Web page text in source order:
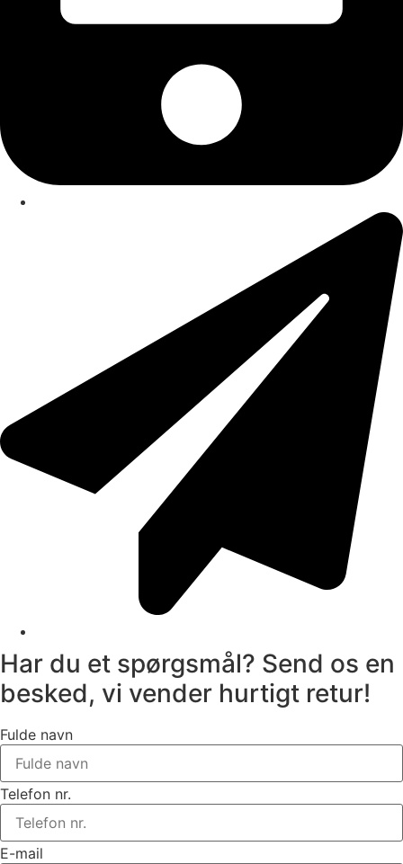
Har du et spørgsmål? Send os en
besked, vi vender hurtigt retur!
Fulde navn
Telefon nr.
E-mail